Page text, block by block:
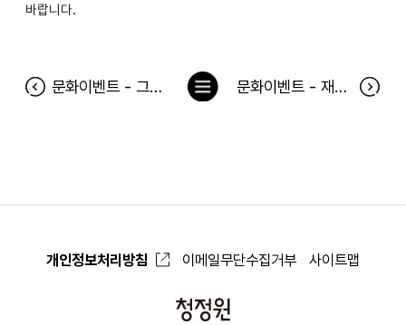
바랍니다.
문화이벤트 - 그대와 영원히 공연 당첨자 문화이벤트 - 재생불량소년 공연 당첨자
목
개인정보처리방침 이메일무단수집거부 사이트맵
청